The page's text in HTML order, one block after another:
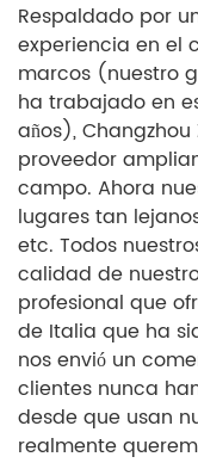
Respaldado por
experiencia en el
marcos (nuestro
ha trabajado en
años),
proveedor
campo. Ahora
lugares tan lejanos
etc. Todos
calidad de
profesional que
de Italia que ha
nos envió un
clientes nunca
desde que usan
realmente